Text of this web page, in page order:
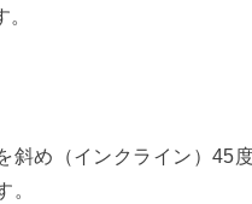
斜め（インクライン）45
。